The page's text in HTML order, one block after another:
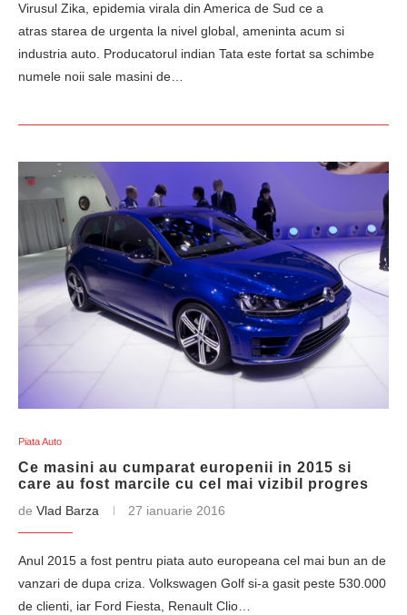
Virusul Zika, epidemia virala din America de Sud ce a
atras starea de urgenta la nivel global, ameninta acum si
industria auto. Producatorul indian Tata este fortat sa schimbe
numele noii sale masini de…
Piata Auto
Ce masini au cumparat europenii in 2015 si
care au fost marcile cu cel mai vizibil progres
de Vlad Barza 27 ianuarie 2016
Anul 2015 a fost pentru piata auto europeana cel mai bun an de
vanzari de dupa criza. Volkswagen Golf si-a gasit peste 530.000
de clienti, iar Ford Fiesta, Renault Clio…